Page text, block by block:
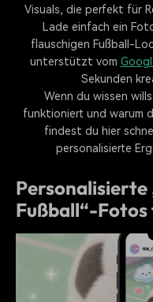
Visuals, die perfekt für
Lade einfach ein
flauschigen Fußball-
unterstützt vom
Sekunden
Wenn du wissen
funktioniert und warum
findest du hier
personalisierte
Personalisierte
Fußball“-